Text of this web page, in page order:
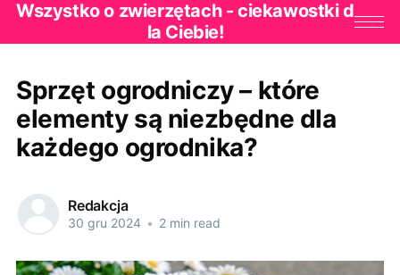
Wszystko o zwierzętach - ciekawostki d
la Ciebie!
Sprzęt ogrodniczy – które
elementy są niezbędne dla
każdego ogrodnika?
Redakcja
30 gru 2024 • 2 min read